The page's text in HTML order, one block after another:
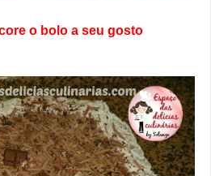
o bolo a seu gosto